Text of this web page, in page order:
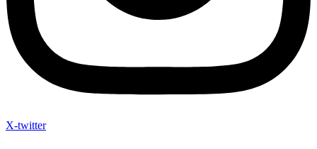
X-twitter